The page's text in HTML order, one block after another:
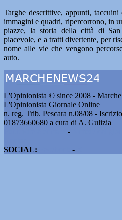
Targhe descrittive, appunti,
immagini e quadri, ripercorrono, in
piazze, la storia della città di
piacevole, e a tratti divertente, per
nome alle vie che vengono
auto.
L'Opinionista © since 2008 -
L'Opinionista Giornale Online
n. reg. Trib. Pescara n.08/08 -
01873660680 a cura di A. Gulizia
-
SOCIAL:
-